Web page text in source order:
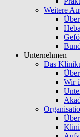
Weitere
Unternehmen
Das
Wir